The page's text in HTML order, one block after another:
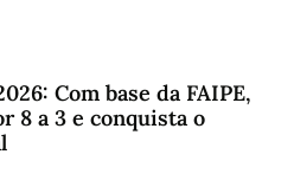
Com base da FAIPE,
8 a 3 e conquista o